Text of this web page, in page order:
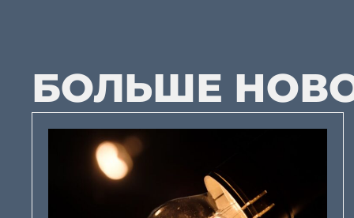
БОЛЬШЕ